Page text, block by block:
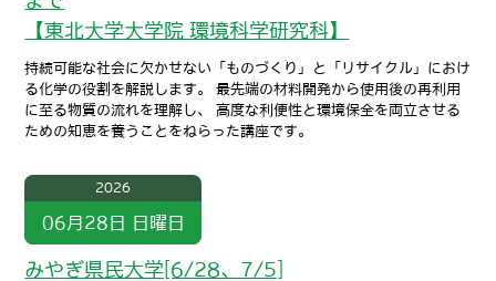
【東北⼤学⼤学院 環境科学研究科】
持続可能な社会に欠かせない「ものづくり」と「リサイクル」におけ
る化学の役割を解説します。 最先端の材料開発から使用後の再利用
に至る物質の流れを理解し、 高度な利便性と環境保全を両立させる
ための知恵を養うことをねらった講座です。
2026
06月28日 日曜日
みやぎ県民大学[6/28、7/5]